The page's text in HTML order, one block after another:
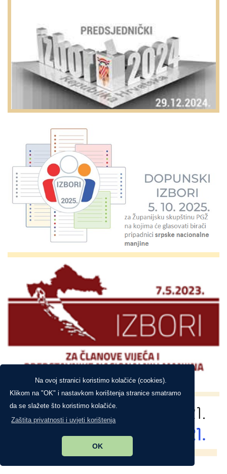
Na ovoj stranici koristimo kolačiće (cookies).
Klikom na "OK" i nastavkom korištenja stranice smatramo
da se slažete što koristimo kolačiće.
Zaštita privatnosti i uvjeti korištenja
OK